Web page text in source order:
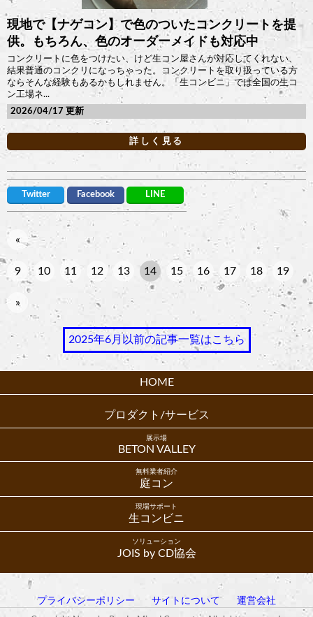
現地で【ナゲコン】で色のついたコンクリートを提
供。もちろん、色のオーダーメイドも対応中
コンクリートに色をつけたい、けど生コン屋さんが対応してくれない、
結果普通のコンクリになっちゃった。コンクリートを取り扱っている方
ならそんな経験もあるかもしれません。「生コンビニ」では全国の生コ
ン工場ネ...
2026/04/17
詳しく見る
Twitter Facebook LINE
«
9 10 11 12 13 14 15 16 17 18 19
»
2025年6月以前の記事一覧はこちら
HOME
プロダクト/サービス
展示場
BETON VALLEY
無料業者紹介
庭コン
現場サポート
生コンビニ
ソリューション
JOIS by CD協会
プライバシーポリシー サイトについて 運営会社